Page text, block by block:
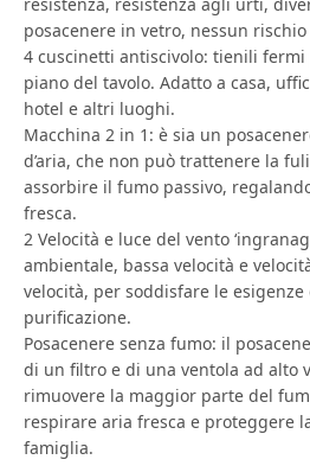
posacenere in vetro, nessun
4 cuscinetti antiscivolo: tienili
piano del tavolo. Adatto a casa,
hotel e altri luoghi.
Macchina 2 in 1: è sia un
d’aria, che non può trattenere la
assorbire il fumo passivo,
fresca.
2 Velocità e luce del vento
ambientale, bassa velocità e
velocità, per soddisfare le
purificazione.
Posacenere senza fumo: il
di un filtro e di una ventola ad alto
rimuovere la maggior parte del
respirare aria fresca e proteggere
famiglia.